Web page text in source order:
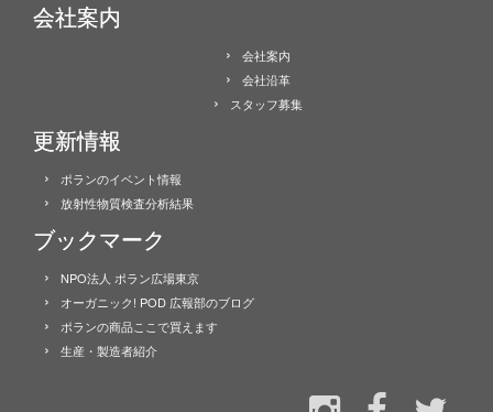
会社案内
会社案内
会社沿革
スタッフ募集
更新情報
ポランのイベント情報
放射性物質検査分析結果
ブックマーク
NPO法人 ポラン広場東京
オーガニック! POD 広報部のブログ
ポランの商品ここで買えます
生産・製造者紹介